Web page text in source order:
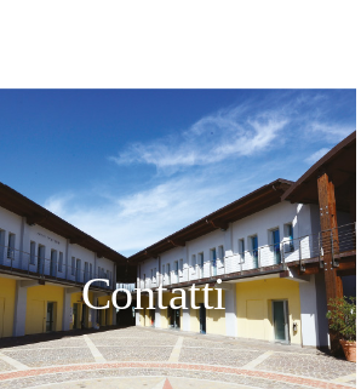
Contatti